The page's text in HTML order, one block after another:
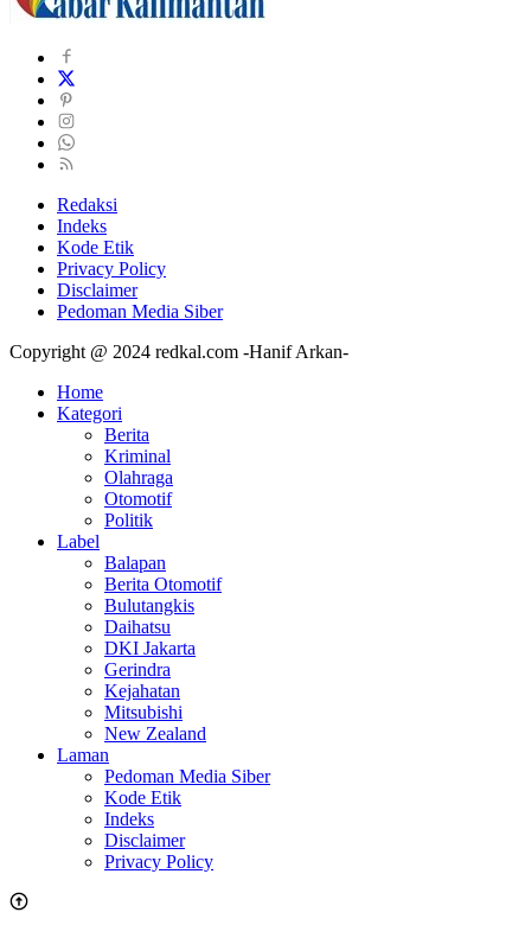
Redaksi
Indeks
Kode Etik
Privacy Policy
Disclaimer
Pedoman Media Siber
Copyright @ 2024 redkal.com -Hanif Arkan-
Home
Kategori
Berita
Kriminal
Olahraga
Otomotif
Politik
Label
Balapan
Berita Otomotif
Bulutangkis
Daihatsu
DKI Jakarta
Gerindra
Kejahatan
Mitsubishi
New Zealand
Laman
Pedoman Media Siber
Kode Etik
Indeks
Disclaimer
Privacy Policy